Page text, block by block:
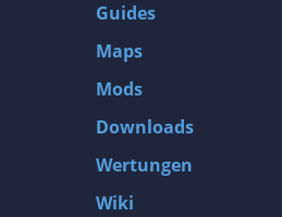
Guides
Maps
Mods
Downloads
Wertungen
Wiki